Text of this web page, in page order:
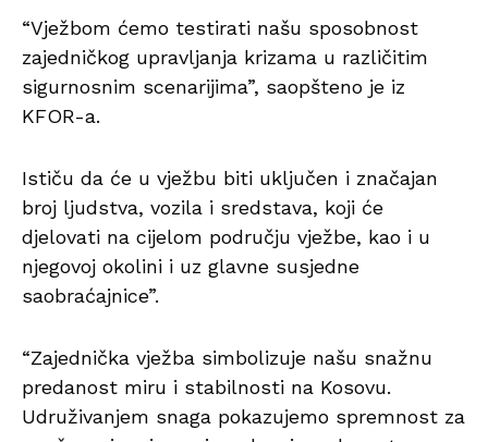
“Vježbom ćemo testirati našu sposobnost
zajedničkog upravljanja krizama u različitim
sigurnosnim scenarijima”, saopšteno je iz
KFOR-a.
Ističu da će u vježbu biti uključen i značajan
broj ljudstva, vozila i sredstava, koji će
djelovati na cijelom području vježbe, kao i u
njegovoj okolini i uz glavne susjedne
saobraćajnice”.
“Zajednička vježba simbolizuje našu snažnu
predanost miru i stabilnosti na Kosovu.
Udruživanjem snaga pokazujemo spremnost za